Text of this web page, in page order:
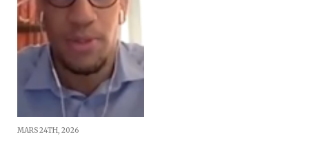
MARS 24TH, 2026